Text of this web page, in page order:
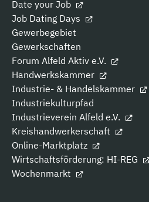
Date your Job
Job Dating Days
Gewerbegebiet
Gewerkschaften
Forum Alfeld Aktiv e.V.
Handwerkskammer
Industrie- & Handelskammer
Industriekulturpfad
Industrieverein Alfeld e.V.
Kreishandwerkerschaft
Online-Marktplatz
Wirtschaftsförderung: HI-REG
Wochenmarkt